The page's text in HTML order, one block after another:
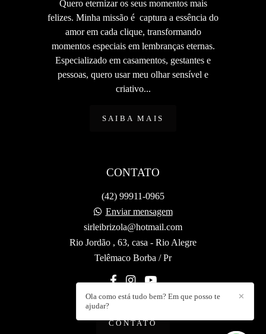
Quero eternizar os seus momentos mais
felizes. Minha missão é captura a essência do
amor em cada clique, transformando
momentos especiais em lembranças eternas.
Especializado em casamentos, gestantes e
pessoas, quero usar meu olhar sensível e
criativo...
SAIBA MAIS
CONTATO
(42) 99911-0965
Enviar mensagem
sirleibrizola@hotmail.com
Rio Jordão , 63, casa - Rio Alegre
Telêmaco Borba / Pr
CONTATO
✕
Ola como está tudo bem? Em que posso te
ajudar?